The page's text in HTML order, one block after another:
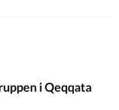
i Qeqqata